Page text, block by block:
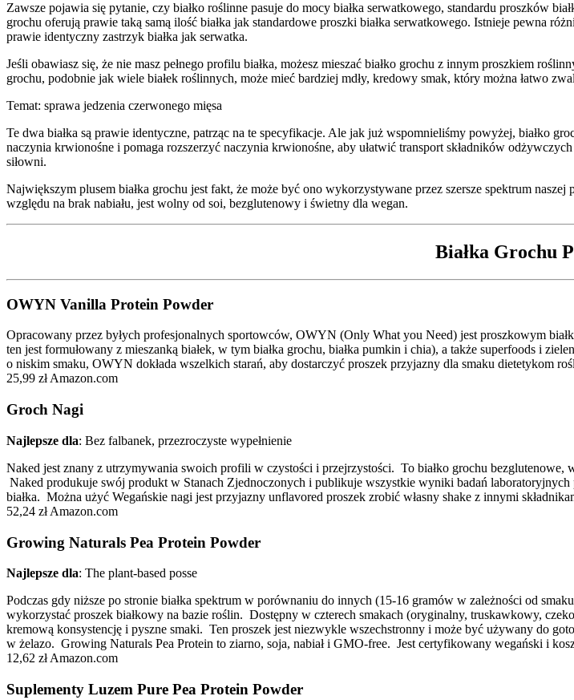
Zawsze pojawia się pytanie, czy białko roślinne pasuje do mocy białka serwatkowego, standardu proszków
grochu oferują prawie taką samą ilość białka jak standardowe proszki białka serwatkowego. Istnieje pewna
prawie identyczny zastrzyk białka jak serwatka.
Jeśli obawiasz się, że nie masz pełnego profilu białka, możesz mieszać białko grochu z innym proszkiem
grochu, podobnie jak wiele białek roślinnych, może mieć bardziej mdły, kredowy smak, który można łatwo
Temat: sprawa jedzenia czerwonego mięsa
Te dwa białka są prawie identyczne, patrząc na te specyfikacje. Ale jak już wspomnieliśmy powyżej, białko
naczynia krwionośne i pomaga rozszerzyć naczynia krwionośne, aby ułatwić transport składników
siłowni.
Największym plusem białka grochu jest fakt, że może być ono wykorzystywane przez szersze spektrum
względu na brak nabiału, jest wolny od soi, bezglutenowy i świetny dla wegan.
Białka Grochu
OWYN Vanilla Protein Powder
Opracowany przez byłych profesjonalnych sportowców, OWYN (Only What you Need) jest proszkowym
ten jest formułowany z mieszanką białek, w tym białka grochu, białka pumkin i chia), a także superfoods i
o niskim smaku, OWYN dokłada wszelkich starań, aby dostarczyć proszek przyjazny dla smaku dietetykom
25,99 zł Amazon.com
Groch Nagi
Najlepsze dla: Bez falbanek, przezroczyste wypełnienie
Naked jest znany z utrzymywania swoich profili w czystości i przejrzystości. To białko grochu
Naked produkuje swój produkt w Stanach Zjednoczonych i publikuje wszystkie wyniki badań
białka. Można użyć Wegańskie nagi jest przyjazny unflavored proszek zrobić własny shake z innymi
52,24 zł Amazon.com
Growing Naturals Pea Protein Powder
Najlepsze dla: The plant-based posse
Podczas gdy niższe po stronie białka spektrum w porównaniu do innych (15-16 gramów w zależności od
wykorzystać proszek białkowy na bazie roślin. Dostępny w czterech smakach (oryginalny, truskawkowy,
kremową konsystencję i pyszne smaki. Ten proszek jest niezwykle wszechstronny i może być używany do
w żelazo. Growing Naturals Pea Protein to ziarno, soja, nabiał i GMO-free. Jest certyfikowany wegański i
12,62 zł Amazon.com
Suplementy Luzem Pure Pea Protein Powder